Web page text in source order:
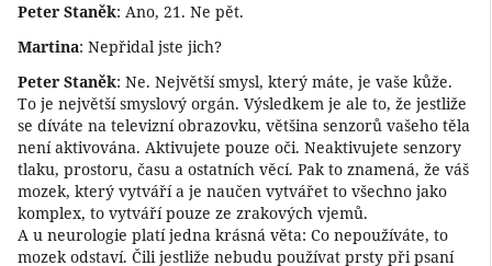
Peter Staněk: Ano, 21. Ne pět.
Martina: Nepřidal jste jich?
Peter Staněk: Ne. Největší smysl, který máte, je vaše kůže.
To je největší smyslový orgán. Výsledkem je ale to, že jestliže
se díváte na televizní obrazovku, většina senzorů vašeho těla
není aktivována. Aktivujete pouze oči. Neaktivujete senzory
tlaku, prostoru, času a ostatních věcí. Pak to znamená, že váš
mozek, který vytváří a je naučen vytvářet to všechno jako
komplex, to vytváří pouze ze zrakových vjemů.
A u neurologie platí jedna krásná věta: Co nepoužíváte, to
mozek odstaví. Čili jestliže nebudu používat prsty při psaní